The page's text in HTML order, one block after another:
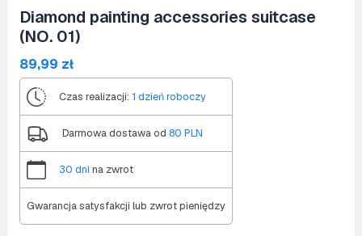
Diamond painting accessories suitcase
(NO. 01)
89,99 zł
Czas realizacji: 1 dzień roboczy
Darmowa dostawa od 80 PLN
30 dni na zwrot
Gwarancja satysfakcji lub zwrot pieniędzy